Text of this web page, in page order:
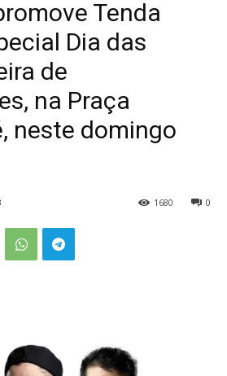
Tenda
Dia das
de
na Praça
neste domingo
0
1680